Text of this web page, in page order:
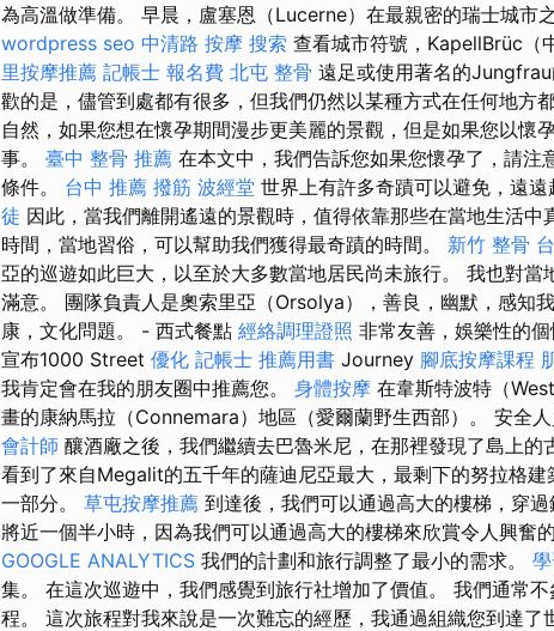
為高溫做準備。 早晨，盧塞恩（Lucerne）在最親密的瑞士城市
wordpress seo 中清路 按摩 搜索 查看城市符號，KapellBrüc（
里按摩推薦 記帳士 報名費 北屯 整骨 遠足或使用著名的
歡的是，儘管到處都有很多，但我們仍然以某種方式在任何地方
自然，如果您想在懷孕期間漫步更美麗的景觀，但是如果您以懷
事。 臺中 整骨 推薦 在本文中，我們告訴您如果您懷孕了，請注
條件。 台中 推薦 撥筋 波經堂 世界上有許多奇蹟可以避免，遠
徒 因此，當我們離開遙遠的景觀時，值得依靠那些在當地生活
時間，當地習俗，可以幫助我們獲得最奇蹟的時間。 新竹 整骨
亞的巡遊如此巨大，以至於大多數當地居民尚未旅行。 我也對當
滿意。 團隊負責人是奧索里亞（Orsolya），善良，幽默，感知
康，文化問題。 - 西式餐點 經絡調理證照 非常友善，娛樂性的
宣布1000 Street 優化 記帳士 推薦用書 Journey 腳底按摩課程
我肯定會在我的朋友圈中推薦您。 身體按摩 在韋斯特波特（
畫的康納馬拉（Connemara）地區（愛爾蘭野生西部）。 安全
會計師 釀酒廠之後，我們繼續去巴魯米尼，在那裡發現了島上的
看到了來自Megalit的五千年的薩迪尼亞最大，最剩下的努拉格
一部分。 草屯按摩推薦 到達後，我們可以通過高大的樓梯，穿
將近一個半小時，因為我們可以通過高大的樓梯來欣賞令人興奮
GOOGLE ANALYTICS 我們的計劃和旅行調整了最小的需求。
集。 在這次巡遊中，我們感覺到旅行社增加了價值。 我們通常
程。 這次旅程對我來說是一次難忘的經歷，我通過組織您到達